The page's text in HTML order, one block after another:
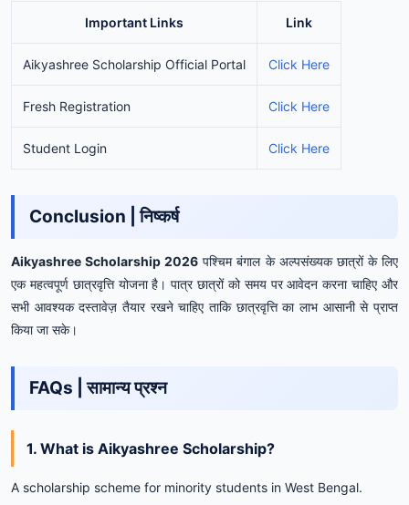
Important Links Link
Aikyashree Scholarship Official Portal Click Here
Fresh Registration Click Here
Student Login Click Here
Conclusion | निष्कर्ष
Aikyashree Scholarship 2026 पश्चिम बंगाल के अल्पसंख्यक छात्रों के लिए
एक महत्वपूर्ण छात्रवृत्ति योजना है। पात्र छात्रों को समय पर आवेदन करना चाहिए और
सभी आवश्यक दस्तावेज़ तैयार रखने चाहिए ताकि छात्रवृत्ति का लाभ आसानी से प्राप्त
किया जा सके।
FAQs | सामान्य प्रश्न
1. What is Aikyashree Scholarship?
A scholarship scheme for minority students in West Bengal.